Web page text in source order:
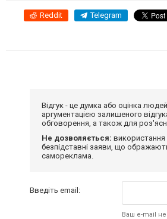
Reddit Telegram
Відгук - це думка або оцінка
аргументацією залишеного
обговорення, а також для
Не дозволяється: використання
безпідставні заяви, що
самореклама.
Введіть email:
Ваш e-mail не